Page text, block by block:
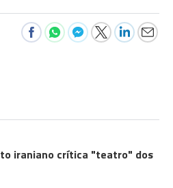
iraniano crítica "teatro" dos